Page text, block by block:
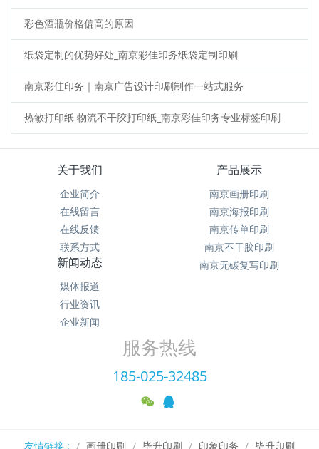
彩色酒瓶价格偏高的原因
纸袋定制的优势好处_南京彩佳印务纸袋定制印刷
南京彩佳印务｜南京广告设计印刷制作一站式服务
热敏打印纸 物流不干胶打印纸_南京彩佳印务专业标签印刷
关于我们
企业简介
在线留言
在线反馈
联系方式
产品展示
南京画册印刷
南京海报印刷
南京传单印刷
南京不干胶印刷
南京无碳复写印刷
新闻动态
媒体报道
行业资讯
企业新闻
服务热线
185-025-32485
友情链接 : 画册印刷 毕升印刷 印象印务 毕升印刷